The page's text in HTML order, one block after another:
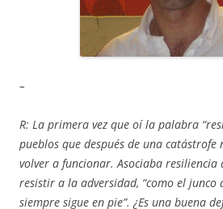
–
R: La primera vez que oí la palabra
pueblos que después de una
volver a funcionar. Asociaba resiliencia
resistir a la adversidad, “como el junco
siempre sigue en pie”. ¿Es una buena